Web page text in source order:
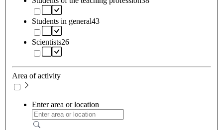
Students in general43
Scientists26
Area of activity
Enter area or location